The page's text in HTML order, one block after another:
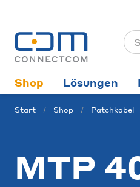
Shop Lösungen
Start Shop Patchkabel
MTP